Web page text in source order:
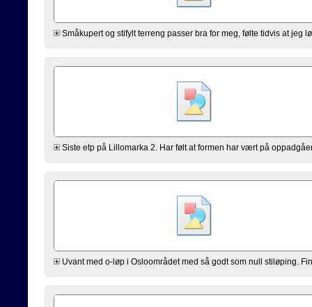
Småkupert og stifylt terreng passer bra for meg, følte tidvis at jeg
Siste etp på Lillomarka 2. Har følt at formen har vært på
Uvant med o-løp i Osloområdet med så godt som null stiløping.